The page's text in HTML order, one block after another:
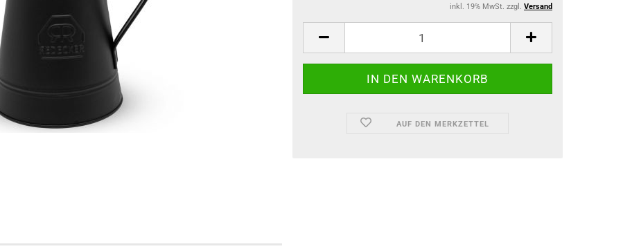
inkl. 19% MwSt. zzgl. Versand
AUF DEN MERKZETTEL